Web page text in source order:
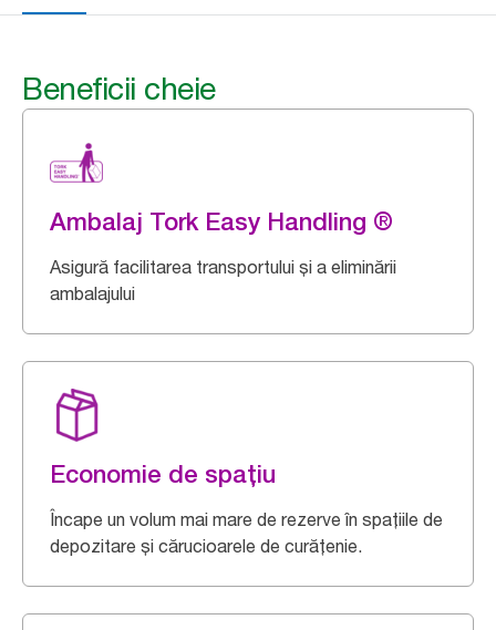
Beneficii cheie
Ambalaj Tork Easy Handling ®
Asigură facilitarea transportului și a eliminării
ambalajului
Economie de spațiu
Încape un volum mai mare de rezerve în spațiile de
depozitare și cărucioarele de curățenie.